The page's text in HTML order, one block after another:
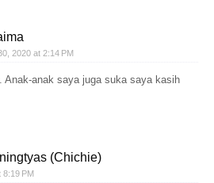
2020 at 2:14 PM
Anak-anak saya juga suka saya kasih
(Chichie)
PM